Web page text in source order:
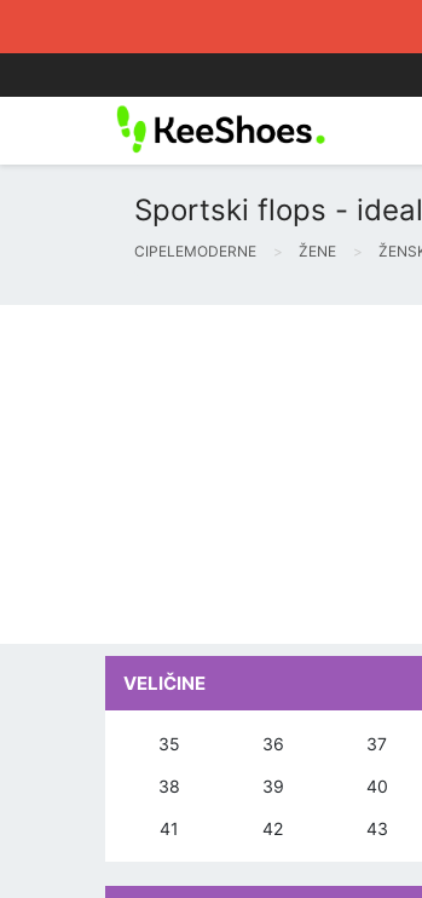
Sportski flops -
CIPELEMODERNE ŽENE
VELIČINE
35 36 37
38 39 40
41 42 43